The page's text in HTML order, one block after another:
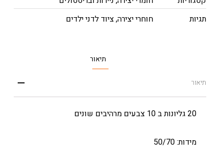
תגיות
חוחרי יצירה,ציוד לדני ילדים
תיאור
תיאור
20 גליונות ב 10 צבעים מרהיבים שונים
מידות: 50/70